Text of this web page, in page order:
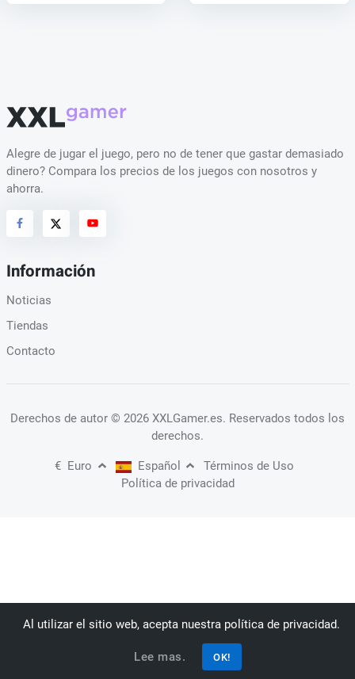
Alegre de jugar el juego, pero no de tener que gastar demasiado
dinero? Compara los precios de los juegos con nosotros y
ahorra.
Información
Noticias
Tiendas
Contacto
Derechos de autor © 2026 XXLGamer.es. Reservados todos los
derechos.
€ Euro Español
Términos de Uso
Política de privacidad
Al utilizar el sitio web, acepta nuestra política de privacidad.
Lee mas. OK!